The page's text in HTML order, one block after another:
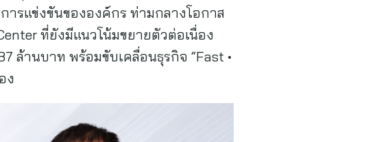
รแข่งขันขององค์กร ท่ามกลางโอกาส
ที่ยังมีแนวโน้มขยายตัวต่อเนื่อง
ล้านบาท พร้อมขับเคลื่อนธุรกิจ “Fast •
ง